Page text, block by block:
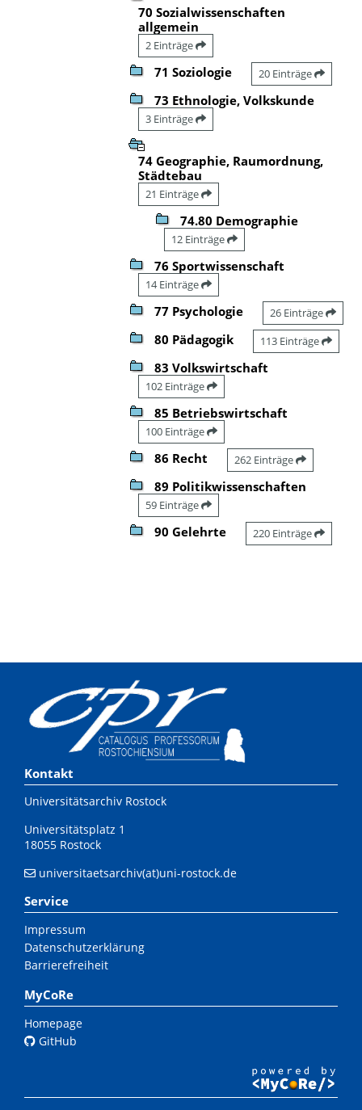
70 Sozialwissenschaften
allgemein
2 Einträge
71 Soziologie 20 Einträge
73 Ethnologie, Volkskunde
3 Einträge
74 Geographie, Raumordnung,
Städtebau
21 Einträge
74.80 Demographie
12 Einträge
76 Sportwissenschaft
14 Einträge
77 Psychologie 26 Einträge
80 Pädagogik 113 Einträge
83 Volkswirtschaft
102 Einträge
85 Betriebswirtschaft
100 Einträge
86 Recht 262 Einträge
89 Politikwissenschaften
59 Einträge
90 Gelehrte 220 Einträge
Kontakt
Universitätsarchiv Rostock
Universitätsplatz 1
18055 Rostock
universitaetsarchiv(at)uni-rostock.de
Service
Impressum
Datenschutzerklärung
Barrierefreiheit
MyCoRe
Homepage
GitHub